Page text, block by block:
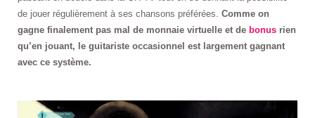
de jouer régulièrement à ses chansons préférées. Comme on
gagne finalement pas mal de monnaie virtuelle et de bonus rien
qu’en jouant, le guitariste occasionnel est largement gagnant
avec ce système.